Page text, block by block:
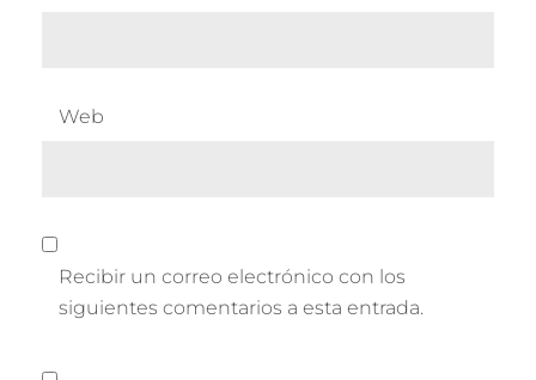
Web
Recibir un correo electrónico con los
siguientes comentarios a esta entrada.